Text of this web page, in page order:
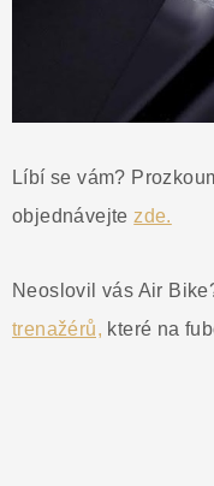
Líbí se vám?
objednávejte zde.
Neoslovil vás Air
trenažérů, které na